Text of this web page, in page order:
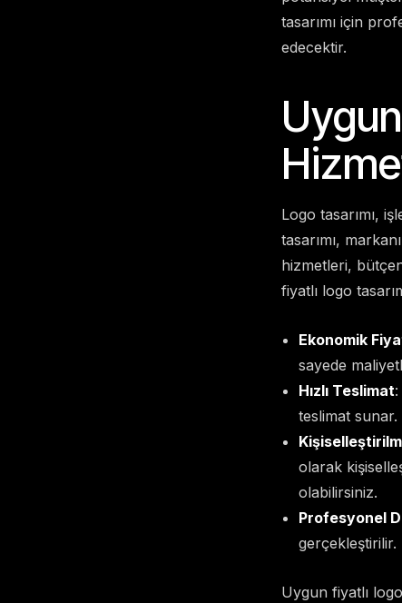
tasarımı için
edecektir.
Logo tasarımı,
tasarımı,
hizmetleri,
fiyatlı logo
Ekonomik
sayede
Hızlı Teslimat:
teslimat sunar.
olarak
olabilirsiniz.
Profesyonel
gerçekleştirilir.
Uygun fiyatlı